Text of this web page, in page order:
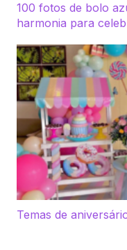
100 fotos de bolo
harmonia para
Temas de